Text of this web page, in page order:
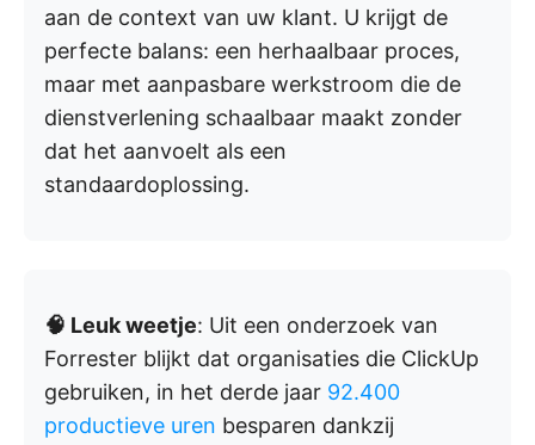
aan de context van uw klant. U krijgt de
perfecte balans: een herhaalbaar proces,
maar met aanpasbare werkstroom die de
dienstverlening schaalbaar maakt zonder
dat het aanvoelt als een
standaardoplossing.
🧠 Leuk weetje: Uit een onderzoek van
Forrester blijkt dat organisaties die ClickUp
gebruiken, in het derde jaar 92.400
productieve uren besparen dankzij